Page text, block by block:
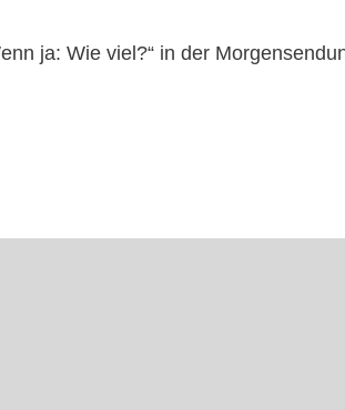
ja: Wie viel?“ in der